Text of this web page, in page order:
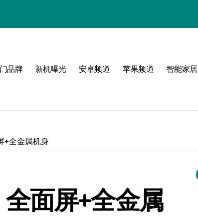
！
点
品牌 新机曝光 安卓频道 苹果频道 智能家居
+全金属机身
面屏+全金属